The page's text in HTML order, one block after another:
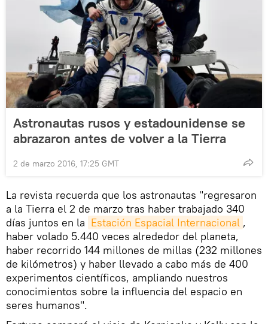
Astronautas rusos y estadounidense se
abrazaron antes de volver a la Tierra
2 de marzo 2016, 17:25 GMT
La revista recuerda que los astronautas "regresaron
a la Tierra el 2 de marzo tras haber trabajado 340
días juntos en la Estación Espacial Internacional ,
haber volado 5.440 veces alrededor del planeta,
haber recorrido 144 millones de millas (232 millones
de kilómetros) y haber llevado a cabo más de 400
experimentos científicos, ampliando nuestros
conocimientos sobre la influencia del espacio en
seres humanos".